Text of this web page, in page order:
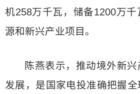
机258万千瓦，储备1200万
源和新兴产业项目。
陈燕表示，推动境外新
发展，是国家电投准确把握